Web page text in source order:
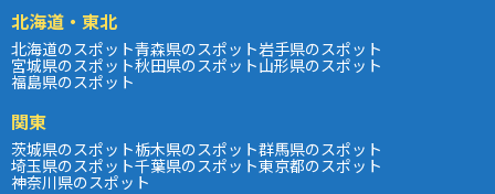
北海道・東北
北海道のスポット青森県のスポット岩手県のスポット
宮城県のスポット秋田県のスポット山形県のスポット
福島県のスポット
関東
茨城県のスポット栃木県のスポット群馬県のスポット
埼玉県のスポット千葉県のスポット東京都のスポット
神奈川県のスポット